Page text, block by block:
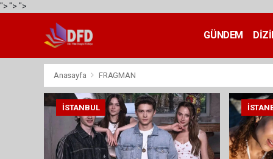
">"> ">
GÜNDEM
Anasayfa FRAGMAN
İSTANBUL